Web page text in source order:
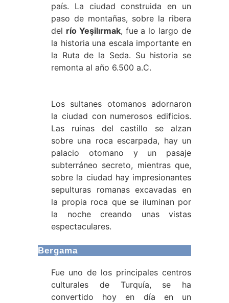
país. La ciudad construida en un
paso de montañas, sobre la ribera
del río Yeşilırmak, fue a lo largo de
la historia una escala importante en
la Ruta de la Seda. Su historia se
remonta al año 6.500 a.C.
Los sultanes otomanos adornaron
la ciudad con numerosos edificios.
Las ruinas del castillo se alzan
sobre una roca escarpada, hay un
palacio otomano y un pasaje
subterráneo secreto, mientras que,
sobre la ciudad hay impresionantes
sepulturas romanas excavadas en
la propia roca que se iluminan por
la noche creando unas vistas
espectaculares.
Bergama
Fue uno de los principales centros
culturales de Turquía, se ha
convertido hoy en día en un